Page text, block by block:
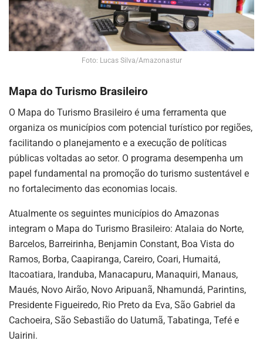
Foto: Lucas Silva/Amazonastur
Mapa do Turismo Brasileiro
O Mapa do Turismo Brasileiro é uma ferramenta que
organiza os municípios com potencial turístico por regiões,
facilitando o planejamento e a execução de políticas
públicas voltadas ao setor. O programa desempenha um
papel fundamental na promoção do turismo sustentável e
no fortalecimento das economias locais.
Atualmente os seguintes municípios do Amazonas
integram o Mapa do Turismo Brasileiro: Atalaia do Norte,
Barcelos, Barreirinha, Benjamin Constant, Boa Vista do
Ramos, Borba, Caapiranga, Careiro, Coari, Humaitá,
Itacoatiara, Iranduba, Manacapuru, Manaquiri, Manaus,
Maués, Novo Airão, Novo Aripuanã, Nhamundá, Parintins,
Presidente Figueiredo, Rio Preto da Eva, São Gabriel da
Cachoeira, São Sebastião do Uatumã, Tabatinga, Tefé e
Uairini.